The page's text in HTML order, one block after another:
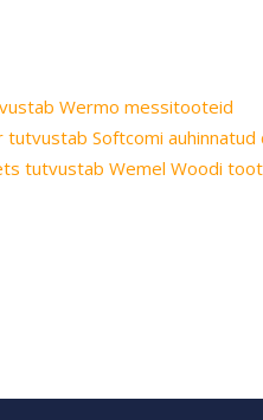
Wermo messitooteid
tutvustab Softcomi auhinnatud
tutvustab Wemel Woodi